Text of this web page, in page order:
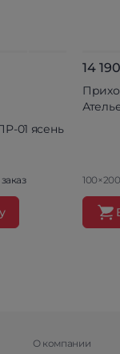
01 ясень
14
О компании